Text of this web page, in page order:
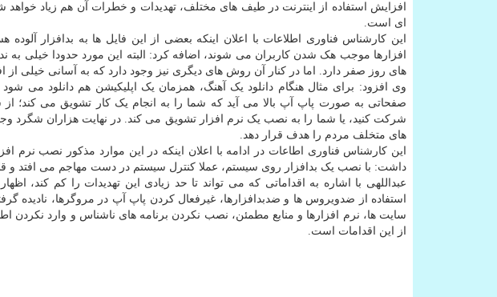
افزایش استفاده از اینترنت در طیف های مختلف، تهدیدات و خطرات آن هم زیاد
ای است.
این کارشناس فناوری اطلاعات با اعلان اینکه بعضی از این فایل ها به بدافزار آلوده
افزارها موجب هک شدن کاربران می شوند، اضافه کرد: البته این مورد حدودا خیلی به
های روز صفر دارد. اما در کنار آن روش های دیگری نیز وجود دارد که به آسانی خیلی از
وی افزود: برای مثال هنگام دانلود یک آهنگ، همزمان یک اپلیکیشن هم دانلود می
صفحاتی به صورت پاپ آپ بالا می آید که شما را به انجام یک کار تشویق می کند؛
شرکت کنید، یا شما را به نصب یک نرم افزار تشویق می کند. در نهایت هزاران شگرد
های متخلف مردم را هدف قرار دهد.
این کارشناس فناوری اطاعات در ادامه با اعلان اینکه در این موارد مذکور نصب نرم
داشت: با نصب یک بدافزار روی سیستم، عملا کنترل سیستم در دست مهاجم می افتد و
عبداللهی با اشاره به اقداماتی که می تواند تا حد زیادی این تهدیدات را کم کند،
استفاده از ضدویروس ها و ضدبدافزارها، غیرفعال کردن پاپ آپ در مروگرها، نادیده
سایت ها، نرم افزارها و منابع مطمئن، نصب نکردن برنامه های ناشناس و وارد نکردن
از این اقدامات است.